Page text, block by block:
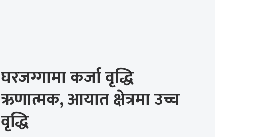
घरजग्गामा कर्जा वृद्धि
ऋणात्मक, आयात क्षेत्रमा उच्च
वृद्धि